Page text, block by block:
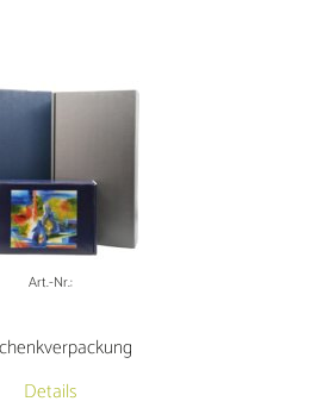
Art.-Nr.:
Details